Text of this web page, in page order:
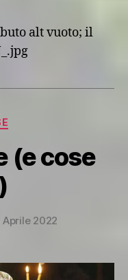
(e cose
Aprile 2022